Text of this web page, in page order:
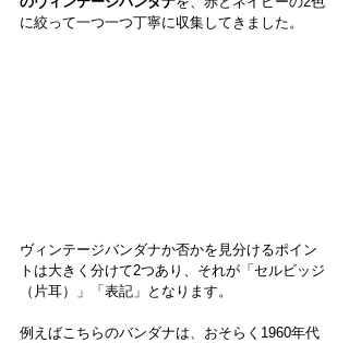
に絞って一つ一つ丁寧に収集してきました。
ヴィンテージバンダナか否かを見分けるポイン
トは大きく分けて2つあり、それが「セルビッジ
（片耳）」「表記」となります。
例えばこちらのバンダナは、おそらく1960年代